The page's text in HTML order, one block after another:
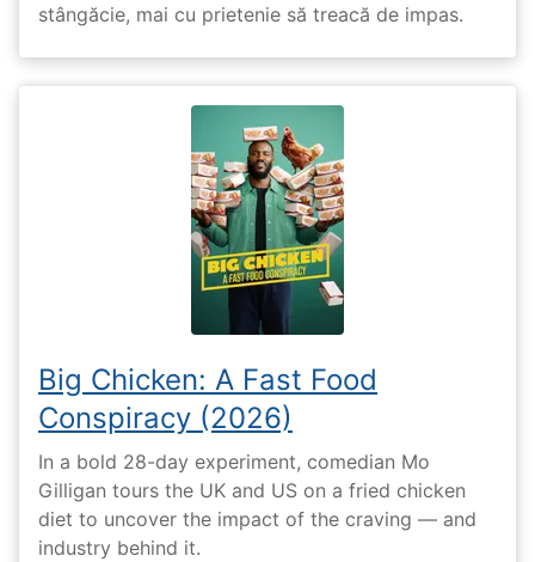
stângăcie, mai cu prietenie să treacă de impas.
Big Chicken: A Fast Food
Conspiracy (2026)
In a bold 28-day experiment, comedian Mo
Gilligan tours the UK and US on a fried chicken
diet to uncover the impact of the craving — and
industry behind it.